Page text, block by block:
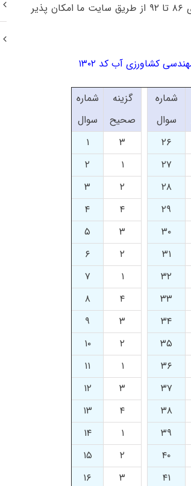
باشد. دانلود سوالات کارشناسی ارشد کلیه رشته ها در سالهای ۸۶ تا ۹۲ از طریق سایت ما امکان پذیر
شماره
سوال
گزینه
صحیح
شماره
سوال
۲۶ ۳
۱
۲۷ ۱
۲
۲۸ ۲
۳
۲۹ ۴
۴
۳۰ ۳
۵
۳۱ ۲
۶
۳۲ ۱
۷
۳۳ ۴
۸
۳۴ ۳
۹
۳۵ ۲
۱۰
۳۶ ۱
۱۱
۳۷ ۳
۱۲
۳۸ ۴
۱۳
۳۹ ۱
۱۴
۴۰ ۲
۱۵
۴۱ ۳
۱۶